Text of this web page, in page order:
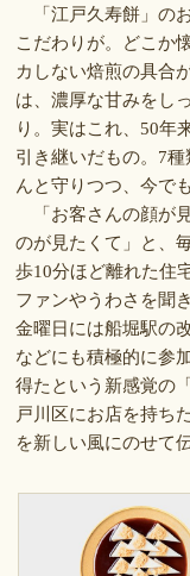
「江戸久寿餅」の
こだわりが。どこか
カしない焙煎の具合
は、濃厚な甘みをし
り。実はこれ、50年
引き継いだもの。7
んと守りつつ、今
「お客さんの顔が
のが見たくて」と、
歩10分ほど離れた住
ファンやうわさを聞
金曜日には船堀駅の
などにも積極的に参
得たという新感覚の
戸川区にお店を持ち
を新しい風にのせて